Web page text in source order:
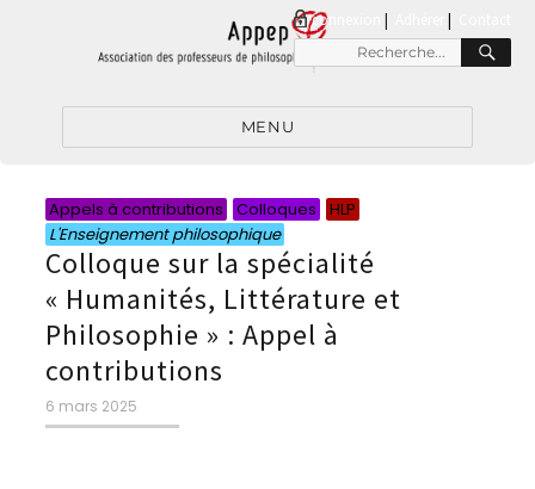
connexion |
Recherche
pour
MENU
Appels à contributions Colloques HLP
L'Enseignement philosophique
Colloque sur la spécialité
« Humanités, Littérature et
Philosophie » : Appel à
contributions
Publié
le
6 mars 2025